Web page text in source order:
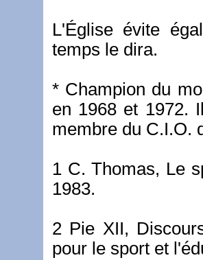
L'Église évite
temps le dira.
* Champion du
en 1968 et 1972.
membre du C.I.O.
1 C. Thomas, Le
1983.
2 Pie XII,
pour le sport et